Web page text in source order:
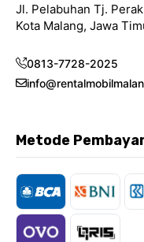
Jl. Pelabuhan Tj.
Kota Malang, Jawa
0813-7728-2025
Metode